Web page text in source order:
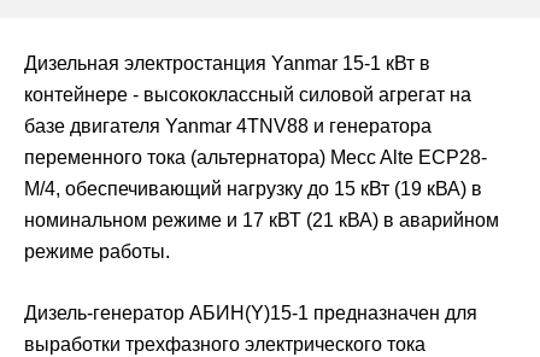
Дизельная электростанция Yanmar 15-1 кВт в
контейнере - высококлассный силовой агрегат на
базе двигателя Yanmar 4TNV88 и генератора
переменного тока (альтернатора) Mecc Alte ЕСР28-
М/4, обеспечивающий нагрузку до 15 кВт (19 кВА) в
номинальном режиме и 17 кВТ (21 кВА) в аварийном
режиме работы.
Дизель-генератор АБИН(Y)15-1 предназначен для
выработки трехфазного электрического тока